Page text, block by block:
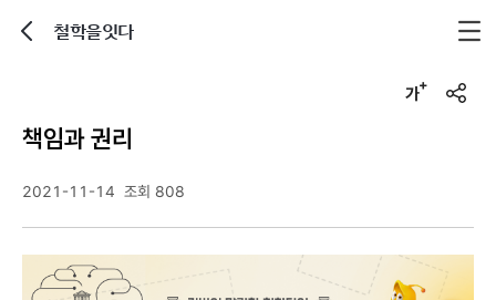
철학을잇다
u
책임과 권리
2021-11-14 조회 808